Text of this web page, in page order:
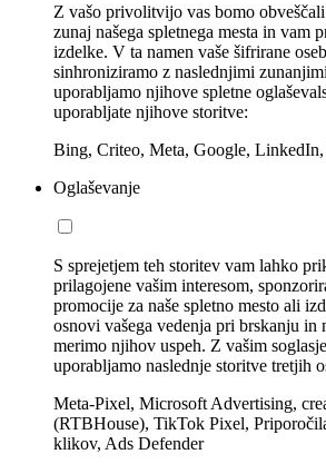
Z vašo privolitvijo vas bomo
zunaj našega spletnega mesta in vam
izdelke. V ta namen vaše šifrirane
sinhroniziramo z naslednjimi
uporabljamo njihove spletne
uporabljate njihove storitve:
Bing, Criteo, Meta, Google,
Oglaševanje
S sprejetjem teh storitev vam lahko
prilagojene vašim interesom,
promocije za naše spletno mesto ali
osnovi vašega vedenja pri brskanju in
merimo njihov uspeh. Z vašim
uporabljamo naslednje storitve tretjih
Meta-Pixel, Microsoft Advertising,
(RTBHouse), TikTok Pixel,
klikov, Ads Defender